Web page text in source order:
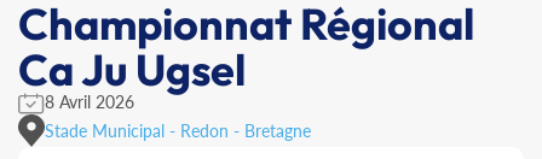
Championnat Régional
Ca Ju Ugsel
8 Avril 2026
Stade Municipal - Redon - Bretagne